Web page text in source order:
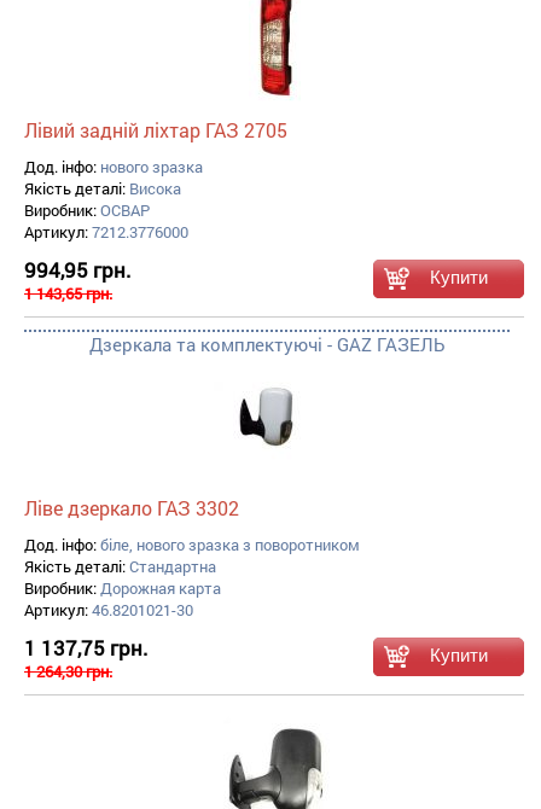
Лівий задній ліхтар ГАЗ 2705
Дод. інфо: нового зразка
Якість деталі: Висока
Виробник:ОСВАР
Артикул:7212.3776000
994,95 грн.
1 143,65 грн.
Дзеркала та комплектуючі - GAZ ГАЗЕЛЬ
Ліве дзеркало ГАЗ 3302
Дод. інфо:біле, нового зразка з поворотником
Якість деталі:Стандартна
Виробник:Дорожная карта
Артикул:46.8201021-30
1 137,75 грн.
1 264,30 грн.